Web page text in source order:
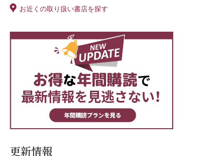
お近くの取り扱い書店を探す
更新情報